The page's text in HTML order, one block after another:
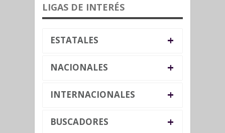
LIGAS DE INTERÉS
ESTATALES +
NACIONALES +
INTERNACIONALES +
BUSCADORES +